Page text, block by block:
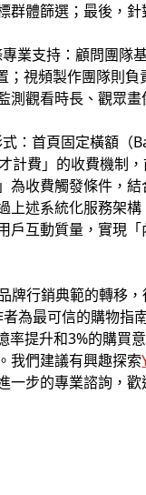
群體篩選；最後，
業支持：顧問團隊
視頻製作團隊則
測觀看時長、觀眾
：首頁固定橫額
計費」的收費機制
為收費觸發條件，
上述系統化服務架
互動質量，實現
牌行銷典範的轉移
為最可信的購物指
率提升和3%的購買
我們建議有興趣探索
步的專業諮詢，